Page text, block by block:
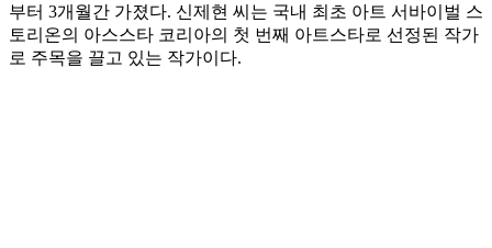
부터 3개월간 가졌다. 신제현 씨는 국내 최초 아트 서바이벌 스
토리온의 아스스타 코리아의 첫 번째 아트스타로 선정된 작가
로 주목을 끌고 있는 작가이다.